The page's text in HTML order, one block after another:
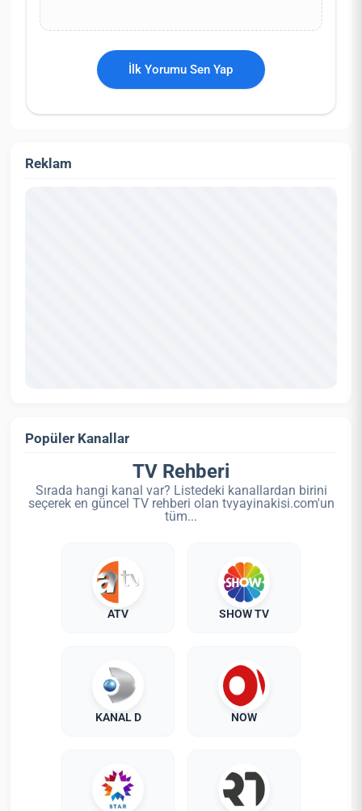
İlk Yorumu Sen Yap
Reklam
Popüler Kanallar
TV Rehberi
Sırada hangi kanal var? Listedeki kanallardan birini
seçerek en güncel TV rehberi olan tvyayinakisi.com'un
tüm...
ATV SHOW TV
KANAL D NOW